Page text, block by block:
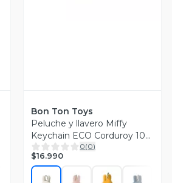
Bon Ton Toys
Peluche y llavero Miffy
Keychain ECO Corduroy 10
cm 4"
0(0)
$16.990